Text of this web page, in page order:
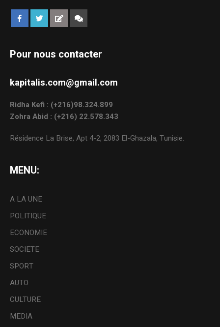
Pour nous contacter
kapitalis.com@gmail.com
Ridha Kefi : (+216)98.324.899
Zohra Abid : (+216) 22.578.343
Résidence La Brise, Apt 4-2, 2083 El-Ghazala, Tunisie.
MENU:
A LA UNE
POLITIQUE
ECONOMIE
SOCIETE
SPORT
AUTO
CULTURE
MEDIA